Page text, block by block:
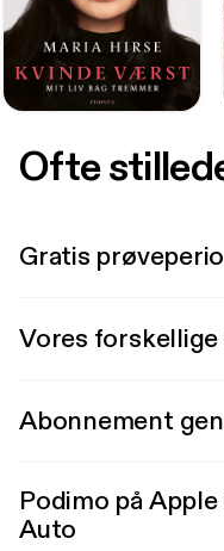
Ofte
Gratis
Vores
Abonnement
Podimo på
Auto